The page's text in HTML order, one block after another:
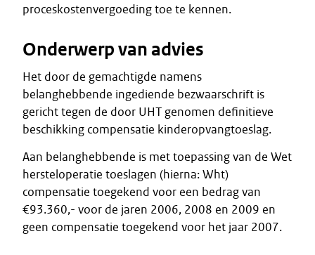
proceskostenvergoeding toe te kennen.
Onderwerp van advies
Het door de gemachtigde namens
belanghebbende ingediende bezwaarschrift is
gericht tegen de door UHT genomen definitieve
beschikking compensatie kinderopvangtoeslag.
Aan belanghebbende is met toepassing van de Wet
hersteloperatie toeslagen (hierna: Wht)
compensatie toegekend voor een bedrag van
€93.360,- voor de jaren 2006, 2008 en 2009 en
geen compensatie toegekend voor het jaar 2007.